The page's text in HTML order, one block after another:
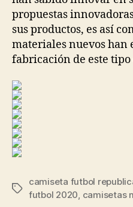
propuestas
sus productos, es así
materiales nuevos han
fabricación de este tipo
Etiquetas
camiseta futbol
futbol 2020, camisetas